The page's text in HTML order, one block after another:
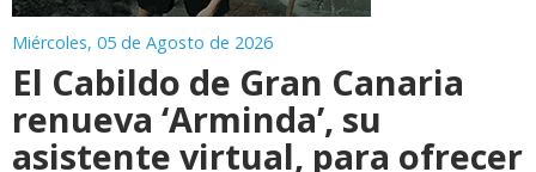
Miércoles, 05 de Agosto de 2026
El Cabildo de Gran Canaria
renueva ‘Arminda’, su
asistente virtual, para ofrecer